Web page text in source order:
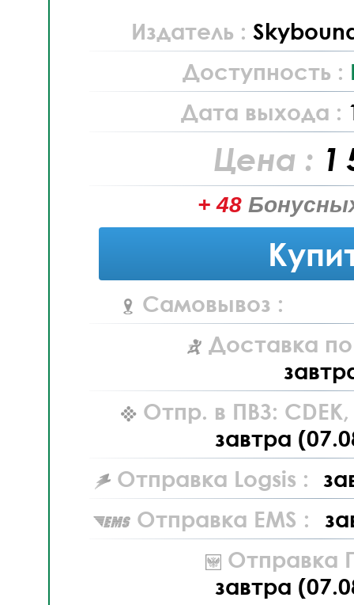
Издатель :
Доступность :
Дата выхода :
Цена : 1
+ 48
Самовывоз :
Доставка
Отпр. в ПВЗ: CDEK,
завтра
Отправка Logsis :
Отправка EMS :
Отправка
завтра